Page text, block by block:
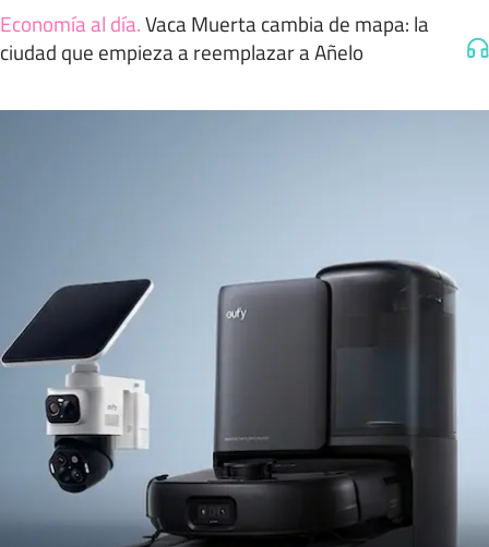
Economía al día.Vaca Muerta cambia de mapa: la
ciudad que empieza a reemplazar a Añelo